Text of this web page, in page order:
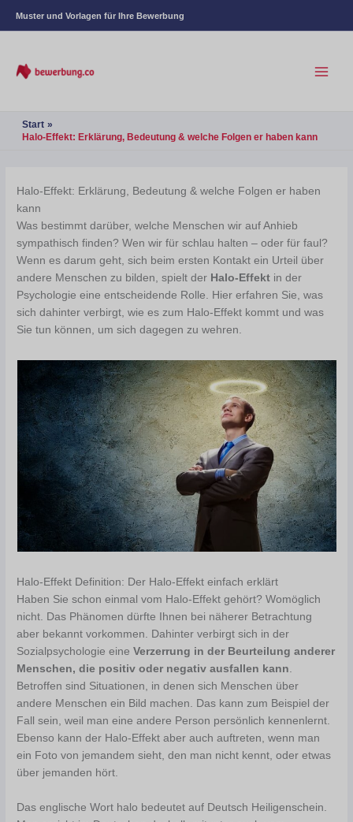
Muster und Vorlagen für Ihre Bewerbung
Start
Halo-Effekt: Erklärung, Bedeutung & welche Folgen er haben kann
Halo-Effekt: Erklärung, Bedeutung & welche Folgen er haben
kann
Was bestimmt darüber, welche Menschen wir auf Anhieb
sympathisch finden? Wen wir für schlau halten – oder für faul?
Wenn es darum geht, sich beim ersten Kontakt ein Urteil über
andere Menschen zu bilden, spielt der Halo-Effekt in der
Psychologie eine entscheidende Rolle. Hier erfahren Sie, was
sich dahinter verbirgt, wie es zum Halo-Effekt kommt und was
Sie tun können, um sich dagegen zu wehren.
Halo-Effekt Definition: Der Halo-Effekt einfach erklärt
Haben Sie schon einmal vom Halo-Effekt gehört? Womöglich
nicht. Das Phänomen dürfte Ihnen bei näherer Betrachtung
aber bekannt vorkommen. Dahinter verbirgt sich in der
Sozialpsychologie eineVerzerrung in der Beurteilung anderer
Menschen, die positiv oder negativ ausfallen kann
Betroffen sind Situationen, in denen sich Menschen über
andere Menschen ein Bild machen. Das kann zum Beispiel der
Fall sein, weil man eine andere Person persönlich kennenlernt.
Ebenso kann der Halo-Effekt aber auch auftreten, wenn man
ein Foto von jemandem sieht, den man nicht kennt, oder etwas
über jemanden hört.
Das englische Wort halo bedeutet auf Deutsch Heiligenschein.